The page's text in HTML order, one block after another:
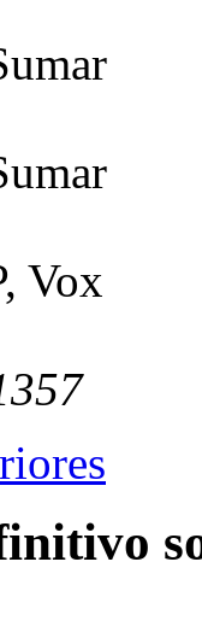
Vox